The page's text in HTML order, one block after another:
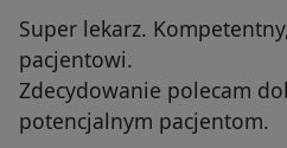
Super lekarz.
pacjentowi.
Zdecydowanie polecam
potencjalnym pacjentom.